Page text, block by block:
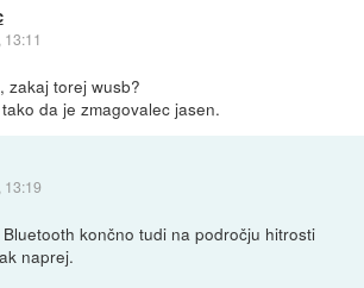
13:11
zakaj torej wusb?
da je zmagovalec jasen.
13:19
končno tudi na področju hitrosti
naprej.